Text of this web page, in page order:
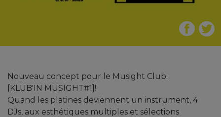
Nouveau concept pour le Musight Club:
[KLUB'IN MUSIGHT#1]!
Quand les platines deviennent un instrument, 4
DJs, aux esthétiques multiples et sélections